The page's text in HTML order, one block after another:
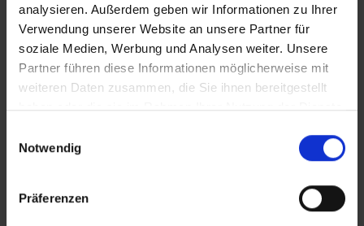
analysieren. Außerdem geben wir Informationen zu Ihrer
Verwendung unserer Website an unsere Partner für
soziale Medien, Werbung und Analysen weiter. Unsere
Partner führen diese Informationen möglicherweise mit
weiteren Daten zusammen, die Sie ihnen bereitgestellt
haben oder die sie im Rahmen Ihrer Nutzung der Dienste
Notwendig
Präferenzen
1/2"